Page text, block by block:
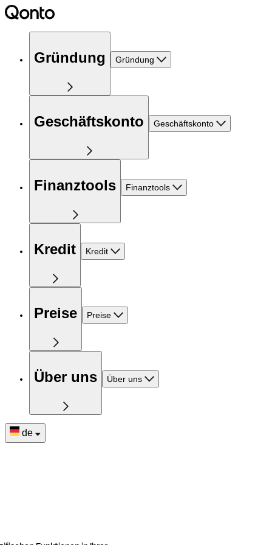
Gründung Gründung
Geschäftskonto Geschäftskonto
Finanztools Finanztools
Kredit Kredit
Preise Preise
Über uns Über uns
de